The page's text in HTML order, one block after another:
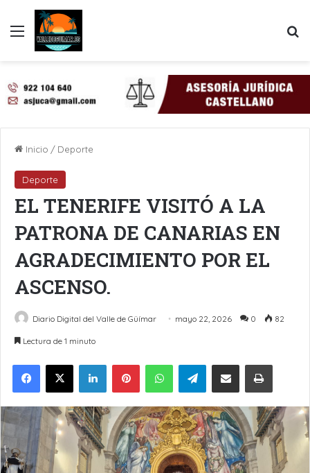
Menú
Inicio / Deporte
Deporte
EL TENERIFE VISITÓ A LA
PATRONA DE CANARIAS EN
AGRADECIMIENTO POR EL
ASCENSO.
Diario Digital del Valle de Güímar mayo 22, 2026 0 82
Lectura de 1 minuto
LinkedInPinterestWhatsAppTelegramCompartir por Email Imprimir